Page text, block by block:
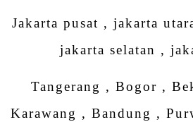
Jakarta pusat , jakarta
jakarta selatan ,
Tangerang , Bogor ,
Karawang , Bandung ,